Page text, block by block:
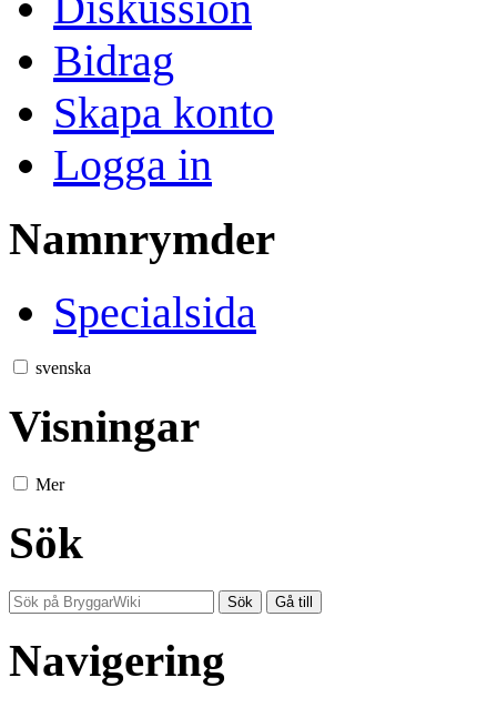
Bidrag
Skapa konto
Logga in
Namnrymder
Specialsida
svenska
Visningar
Mer
Sök
Navigering